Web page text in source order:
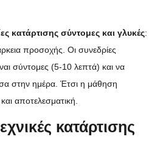
κατάρτισης σύντομες και γλυκές:
προσοχής. Οι συνεδρίες
σύντομες (5-10 λεπτά) και να
στην ημέρα. Έτσι η μάθηση
αποτελεσματική.
κατάρτισης